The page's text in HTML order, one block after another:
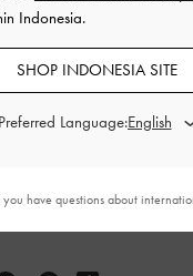
Anda menyetujuiSyarat &
Indonesia.
SHOP INDONESIA SITE
Preferred Language:
have questions about